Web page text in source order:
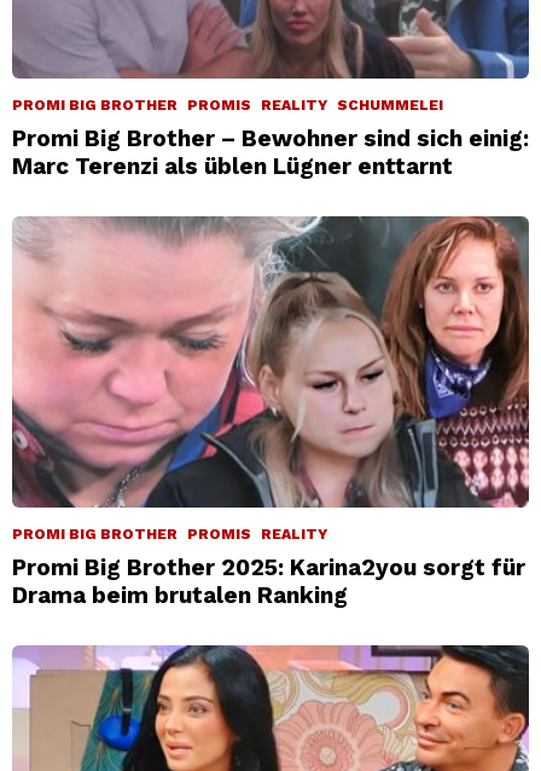
PROMI BIG BROTHER PROMIS REALITY SCHUMMELEI
Promi Big Brother – Bewohner sind sich einig:
Marc Terenzi als üblen Lügner enttarnt
PROMI BIG BROTHER PROMIS REALITY
Promi Big Brother 2025: Karina2you sorgt für
Drama beim brutalen Ranking